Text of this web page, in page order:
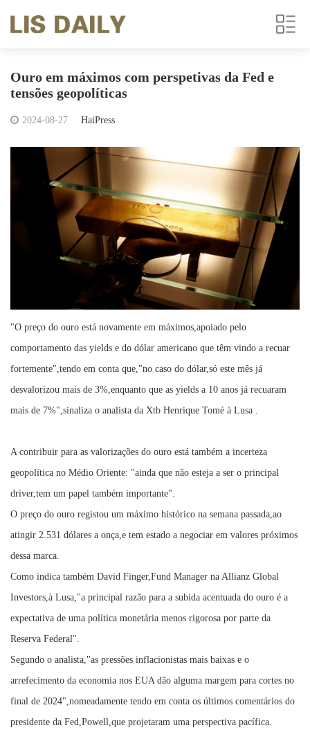
Ouro em máximos com perspetivas da Fed e
tensões geopolíticas
2024-08-27 HaiPress
"O preço do ouro está novamente em máximos,apoiado pelo
comportamento das yields e do dólar americano que têm vindo a recuar
fortemente",tendo em conta que,"no caso do dólar,só este mês já
desvalorizou mais de 3%,enquanto que as yields a 10 anos já recuaram
mais de 7%",sinaliza o analista da Xtb Henrique Tomé à Lusa .
A contribuir para as valorizações do ouro está também a incerteza
geopolítica no Médio Oriente: "ainda que não esteja a ser o principal
driver,tem um papel também importante".
O preço do ouro registou um máximo histórico na semana passada,ao
atingir 2.531 dólares a onça,e tem estado a negociar em valores próximos
dessa marca.
Como indica também David Finger,Fund Manager na Allianz Global
Investors,à Lusa,"a principal razão para a subida acentuada do ouro é a
expectativa de uma política monetária menos rigorosa por parte da
Reserva Federal".
Segundo o analista,"as pressões inflacionistas mais baixas e o
arrefecimento da economia nos EUA dão alguma margem para cortes no
final de 2024",nomeadamente tendo em conta os últimos comentários do
presidente da Fed,Powell,que projetaram uma perspectiva pacífica.